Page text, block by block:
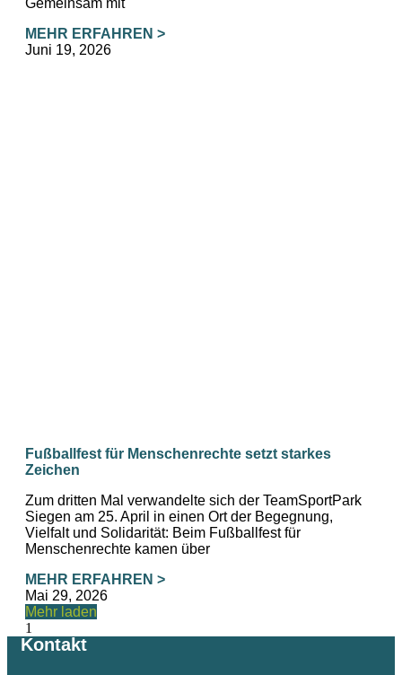
Gemeinsam mit
MEHR ERFAHREN >
Juni 19, 2026
Fußballfest für Menschenrechte setzt starkes
Zeichen
Zum dritten Mal verwandelte sich der TeamSportPark
Siegen am 25. April in einen Ort der Begegnung,
Vielfalt und Solidarität: Beim Fußballfest für
Menschenrechte kamen über
MEHR ERFAHREN >
Mai 29, 2026
Mehr laden
Kontakt